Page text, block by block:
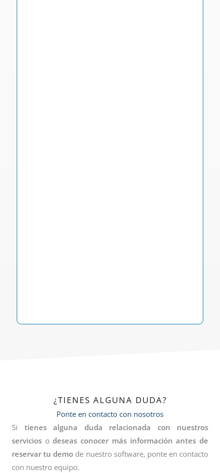
¿TIENES ALGUNA DUDA?
Ponte en contacto con nosotros
Si tienes alguna duda relacionada con nuestros
servicios odeseas conocer más información antes de
reservar tu demo de nuestro software, ponte en contacto
con nuestro equipo.